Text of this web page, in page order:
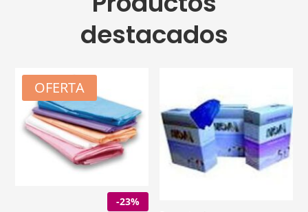
destacados
OFERTA
-23%